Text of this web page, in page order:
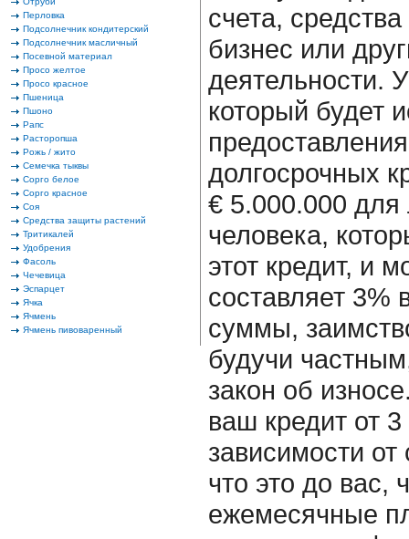
Перловка
Подсолнечник кондитерский
Подсолнечник масличный
Посевной материал
Просо желтое
Просо красное
Пшеница
Пшоно
Рапс
Расторопша
Рожь / жито
Семечка тыквы
Сорго белое
Сорго красное
Соя
Средства защиты растений
Тритикалей
Удобрения
Фасоль
Чечевица
Эспарцет
Ячка
Ячмень
Ячмень пивоваренный
счета,
бизнес или
деятельности.
который будет
долгосрочных
€ 5.000.000 для
человека,
этот кредит, и
составляет 3%
суммы,
будучи
закон об
ваш кредит от
зависимости
что это до вас,
ежемесячные